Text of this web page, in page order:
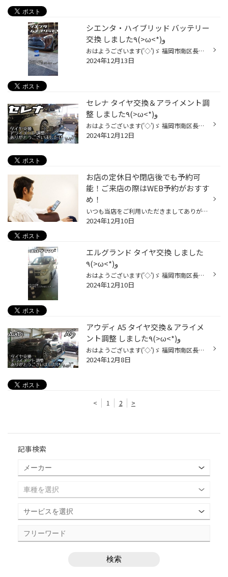
シエンタ・ハイブリッド バッテリー
交換 しました٩(>ω<*)و
おはようございます('◇')ゞ 福岡市南区長丘のタイヤショップ、、 タイヤ館長尾のよしむら＠てんちょです(*‘∀‘) TOYOTA:シエンタ・ハイブリッド MENU:バッテリー交換 先日タイヤ交換でご利用頂いたお客様。 今回は先日ご案内してました、 バッテリー交換のご用命デス(o´罒`o) 最近の国産車はENという...
2024年12月13日
セレナ タイヤ交換＆アライメント調
整 しました٩(>ω<*)و
おはようございます('◇')ゞ 福岡市南区長丘のタイヤショップ、、 タイヤ館長尾のよしむら＠てんちょです(*‘∀‘) NISSAN:セレナ MENU:タイヤ交換＆アライメント調整 そろそろタイヤ交換しなきゃでしょうか？？ とご相談でお越し頂きました(* ᴗ͈ˬᴗ͈)” 一通り問診とヒアリング。 若干のタイヤの偏摩耗が...
2024年12月12日
お店の定休日や閉店後でも予約可
能！ご来店の際はWEB予約がおすす
め！
いつも当店をご利用いただきましてありがとうございます。 当店をご利用いただく際、事前に予約をするために店舗へ電話して、 定休日だったり、営業時間外だったり、営業中のはずなのに電話がつながらない という経験をされた方もいらっしゃるのではないでしょうか。 ご不便、ご迷惑をおかけして申...
2024年12月10日
エルグランド タイヤ交換 しました
٩(>ω<*)و
おはようございます('◇')ゞ 福岡市南区長丘のタイヤショップ、、 タイヤ館長尾のよしむら＠てんちょです(*‘∀‘) NISSAN:エルグランド MENU:タイヤ交換 車検までで代替えしようと思ってるんだけど、 タイヤどうかな？？ と、ご相談デス(* ᴗ͈ˬᴗ͈)” かなり傷んでしまって危険な状態…。 車検をチェックす...
2024年12月10日
アウディ A5 タイヤ交換＆アライメ
ント調整 しました٩(>ω<*)و
おはようございます('◇')ゞ 福岡市南区長丘のタイヤショップ、、 タイヤ館長尾のよしむら＠てんちょです(*‘∀‘) Audi:A5 MENU:タイヤ交換＆アライメント調整 以前乗ってらした車の時からご利用頂いているお客様。 今回はパンクでのご来店ですが、 タイヤをチェックしてみると、 ランフラットタイヤ…...
2024年12月8日
< 1 2 >
記事検索